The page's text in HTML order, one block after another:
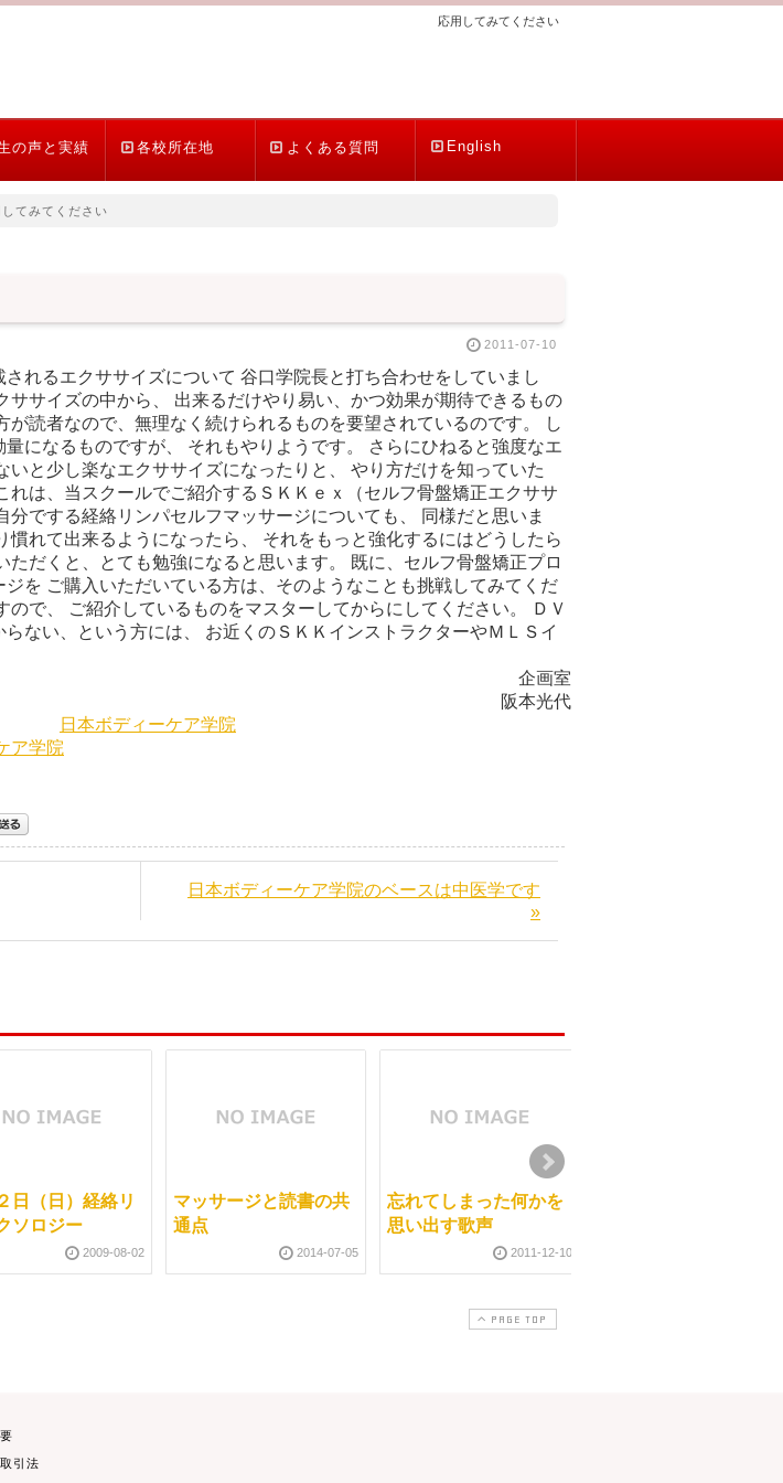
応用してみてください
の声と実績 各校所在地 よくある質問 English
してみてください
2011-07-10
れるエクササイズについて 谷口学院長と打ち合わせをしていまし
ササイズの中から、 出来るだけやり易い、かつ効果が期待できるもの
が読者なので、無理なく続けられるものを要望されているのです。 し
になるものですが、 それもやりようです。 さらにひねると強度なエ
いと少し楽なエクササイズになったりと、 やり方だけを知っていた
れは、当スクールでご紹介するＳＫＫｅｘ（セルフ骨盤矯正エクササ
分でする経絡リンパセルフマッサージについても、 同様だと思いま
慣れて出来るようになったら、 それをもっと強化するにはどうしたら
ただくと、とても勉強になると思います。 既に、セルフ骨盤矯正プロ
を ご購入いただいている方は、そのようなことも挑戦してみてくだ
ので、 ご紹介しているものをマスターしてからにしてください。 ＤＶ
ない、という方には、 お近くのＳＫＫインストラクターやＭＬＳイ
企画室
阪本光代
日本ボディーケア学院
ア学院
日本ボディーケア学院のベースは中医学です
»
日（日）経絡リ
ソロジー
2009-08-02
マッサージと読書の共
通点
2014-07-05
忘れてしまった何かを
思い出す歌声
2011-12-10
PAGE TOP
引法